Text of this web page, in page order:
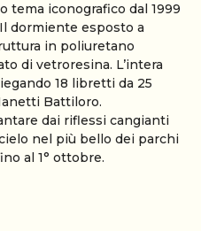
tema iconografico dal 1999
dormiente esposto a
in poliuretano
di vetroresina. L’intera
18 libretti da 25
Battiloro.
dai riflessi cangianti
nel più bello dei parchi
al 1° ottobre.